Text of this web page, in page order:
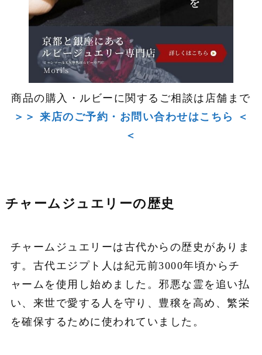
商品の購入・ルビーに関するご相談は店舗まで
＞＞ 来店のご予約・お問い合わせはこちら ＜
＜
チャームジュエリーの歴史
チャームジュエリーは古代からの歴史がありま
す。古代エジプト人は紀元前3000年頃からチ
ャームを使用し始めました。邪悪な霊を追い払
い、来世で愛する人を守り、豊穣を高め、繁栄
を確保するために使われていました。